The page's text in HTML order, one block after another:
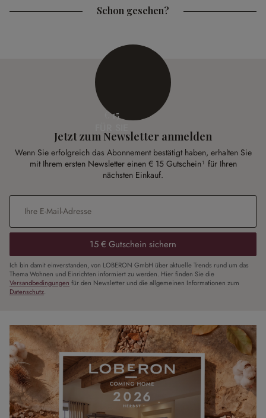
Schon gesehen?
€ 15
Jetzt zum Newsletter anmelden
Wenn Sie erfolgreich das Abonnement bestätigt haben, erhalten Sie
mit Ihrem ersten Newsletter einen € 15 Gutschein¹ für Ihren
nächsten Einkauf.
E-Mail-Adresse
15 € Gutschein sichern
Ich bin damit einverstanden, von LOBERON GmbH über aktuelle Trends rund um das
Thema Wohnen und Einrichten informiert zu werden. Hier finden Sie die
Versandbedingungen für den Newsletter und die allgemeinen Informationen zum
Datenschutz.